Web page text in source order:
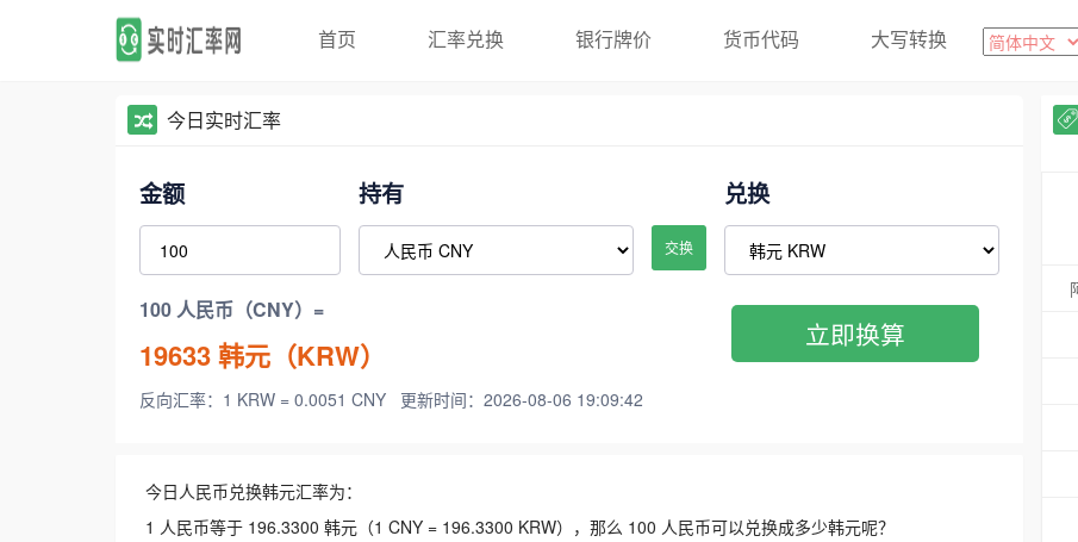
首页 汇率兑换 银行牌价 货币代码 大写转换
今日实时汇率
金额 持有
交换
兑换
100 人民币（CNY）=
19633韩元（KRW）
反向汇率：1 KRW = 0.0051 CNY 更新时间：2026-08-06 19:09:42
立即换算
今日人民币兑换韩元汇率为：
1 人民币等于 196.3300 韩元（1 CNY = 196.3300 KRW），那么 100 人民币可以兑换成多少韩元呢？